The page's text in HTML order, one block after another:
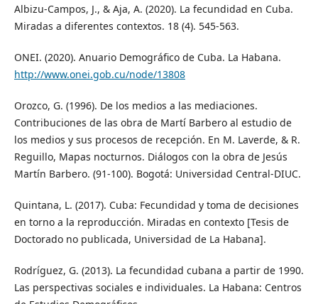
Albizu-Campos, J., & Aja, A. (2020). La fecundidad en Cuba.
Miradas a diferentes contextos. 18 (4). 545-563.
ONEI. (2020). Anuario Demográfico de Cuba. La Habana.
http://www.onei.gob.cu/node/13808
Orozco, G. (1996). De los medios a las mediaciones.
Contribuciones de las obra de Martí Barbero al estudio de
los medios y sus procesos de recepción. En M. Laverde, & R.
Reguillo, Mapas nocturnos. Diálogos con la obra de Jesús
Martín Barbero. (91-100). Bogotá: Universidad Central-DIUC.
Quintana, L. (2017). Cuba: Fecundidad y toma de decisiones
en torno a la reproducción. Miradas en contexto [Tesis de
Doctorado no publicada, Universidad de La Habana].
Rodríguez, G. (2013). La fecundidad cubana a partir de 1990.
Las perspectivas sociales e individuales. La Habana: Centros